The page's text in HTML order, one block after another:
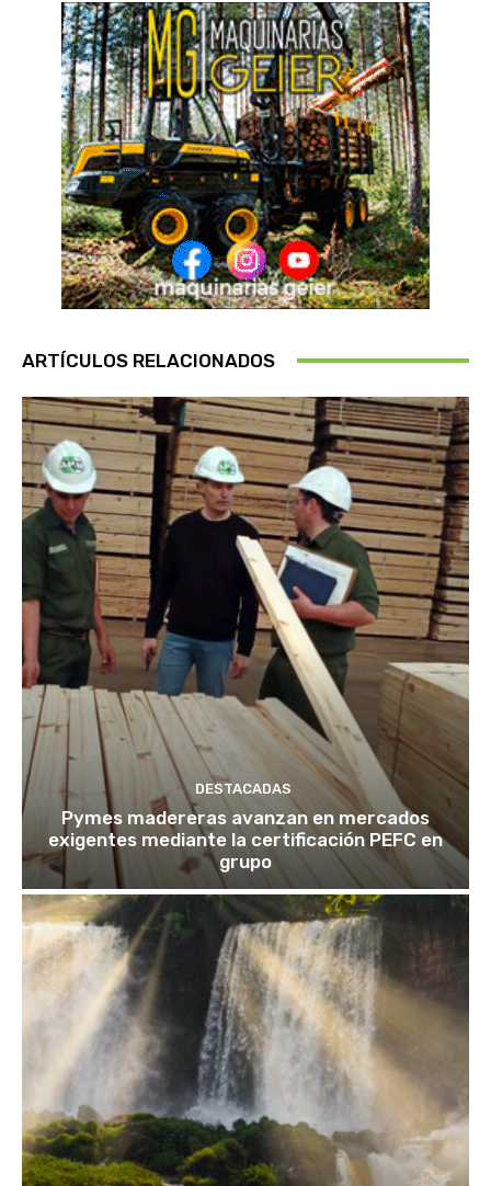
ARTÍCULOS RELACIONADOS
DESTACADAS
Pymes madereras avanzan en mercados
exigentes mediante la certificación PEFC en
grupo